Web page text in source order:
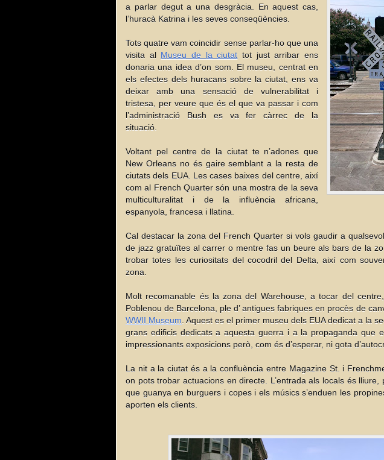
a parlar degut a una desgràcia. En aquest cas,
l’huracà Katrina i les seves conseqüències.
Tots quatre vam coincidir sense parlar-ho que una
visita al Museu de la ciutat tot just arribar ens
donaria una idea d’on som. El museu, centrat en
els efectes dels huracans sobre la ciutat, ens va
deixar amb una sensació de vulnerabilitat i
tristesa, per veure que és el que va passar i com
l’administració Bush es va fer càrrec de la
situació.
Voltant pel centre de la ciutat te n’adones que
New Orleans no és gaire semblant a la resta de
ciutats dels EUA. Les cases baixes del centre, així
com al French Quarter són una mostra de la seva
multiculturalitat i de la influència africana,
espanyola, francesa i llatina.
Cal destacar la zona del French Quarter si vols gaudir a
de jazz gratuïtes al carrer o mentre fas un beure als bars de la
trobar totes les curiositats del cocodril del Delta, així com
zona.
Molt recomanable és la zona del Warehouse, a tocar del
Poblenou de Barcelona, ple d’ antigues fabriques en procès de
WWII Museum . Aquest es el primer museu dels EUA dedicat a la
grans edificis dedicats a aquesta guerra i a la propaganda que
impressionants exposicions però, com és d’esperar, ni gota
La nit a la ciutat és a la confluència entre Magazine St. i
on pots trobar actuacions en directe. L’entrada als locals és lliure,
que guanya en burguers i copes i els músics s’enduen les
aporten els clients.